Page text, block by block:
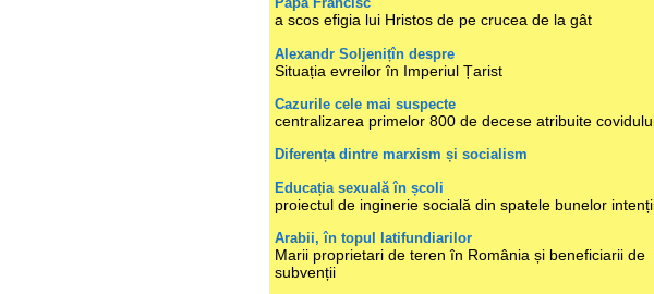
a scos efigia lui Hristos de pe crucea de la gât
Alexandr Soljenițîn despre
Situația evreilor în Imperiul Țarist
Cazurile cele mai suspecte
centralizarea primelor 800 de decese atribuite
Diferența dintre marxism și socialism
Educația sexuală în școli
proiectul de inginerie socială din spatele bunelor
Arabii, în topul latifundiarilor
Marii proprietari de teren în România și beneficiarii de
subvenții